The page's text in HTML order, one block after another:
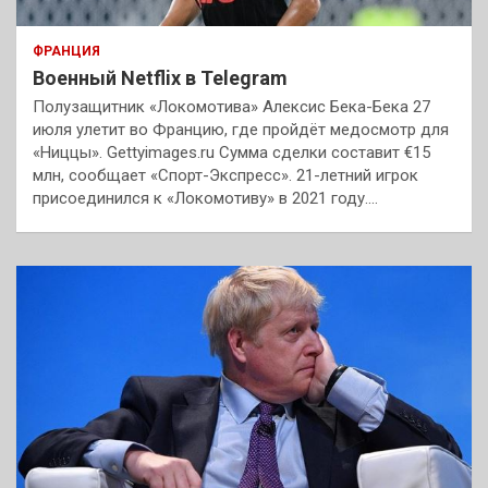
ФРАНЦИЯ
Военный Netflix в Telegram
Полузащитник «Локомотива» Алексис Бека-Бека 27
июля улетит во Францию, где пройдёт медосмотр для
«Ниццы». Gettyimages.ru Сумма сделки составит €15
млн, сообщает «Спорт-Экспресс». 21-летний игрок
присоединился к «Локомотиву» в 2021 году.…